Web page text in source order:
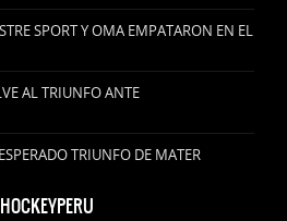
SPORT Y OMA EMPATARON EN EL
AL TRIUNFO ANTE
TRIUNFO DE MATER